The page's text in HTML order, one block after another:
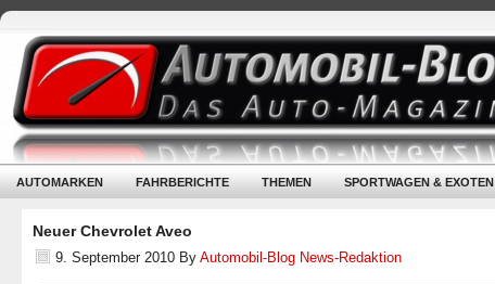
AUTOMARKEN FAHRBERICHTE THEMEN SPORTWAGEN & EXOTEN
Neuer Chevrolet Aveo
9. September 2010 By Automobil-Blog News-Redaktion